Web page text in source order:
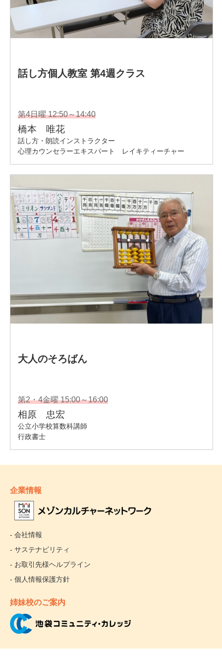
企業情報
- 会社情報
- サステナビリティ
- お取引先様ヘルプライン
- 個人情報保護方針
姉妹校のご案内